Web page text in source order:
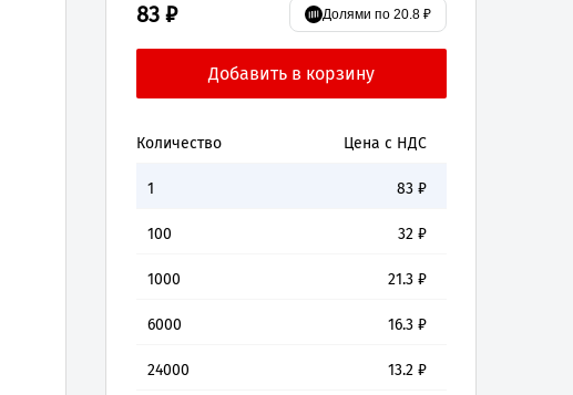
83 ₽ Долями по 20.8 ₽
Количество Цена с НДС
1 83 ₽
100 32 ₽
1000 21.3 ₽
6000 16.3 ₽
24000 13.2 ₽